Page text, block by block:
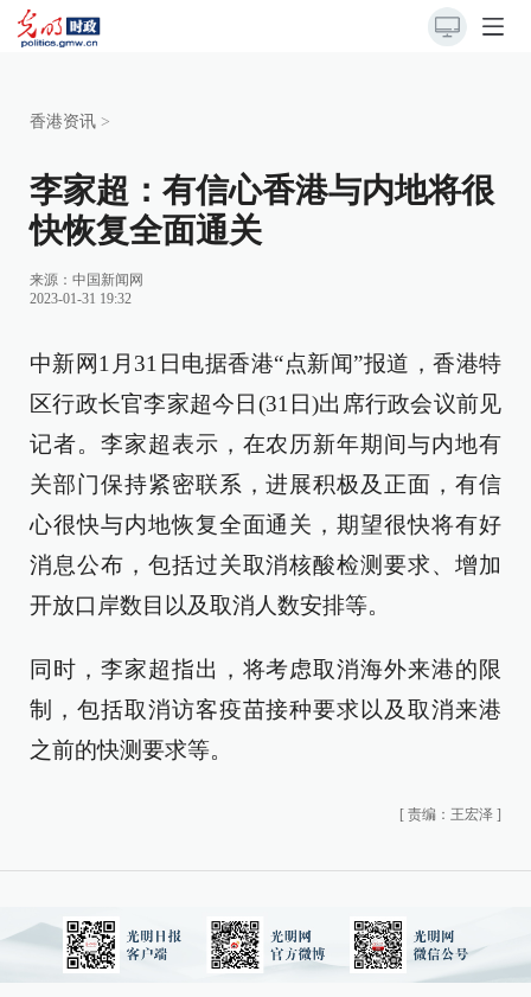
香港资讯 >
李家超：有信心香港与内地将很
快恢复全面通关
来源： 中国新闻网
2023-01-31 19:32
中新网1月31日电据香港“点新闻”报道，香港特
区行政长官李家超今日(31日)出席行政会议前见
记者。李家超表示，在农历新年期间与内地有
关部门保持紧密联系，进展积极及正面，有信
心很快与内地恢复全面通关，期望很快将有好
消息公布，包括过关取消核酸检测要求、增加
开放口岸数目以及取消人数安排等。
同时，李家超指出，将考虑取消海外来港的限
制，包括取消访客疫苗接种要求以及取消来港
之前的快测要求等。
[ 责编：王宏泽 ]